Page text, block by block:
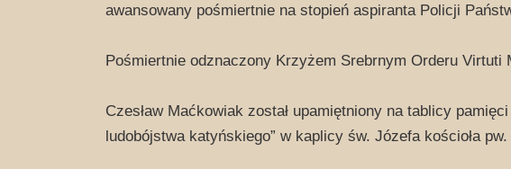
awansowany pośmiertnie na stopień aspiranta Policji
Pośmiertnie odznaczony Krzyżem Srebrnym Orderu
Czesław Maćkowiak został upamiętniony na tablicy
ludobójstwa katyńskiego” w kaplicy św. Józefa kościoła